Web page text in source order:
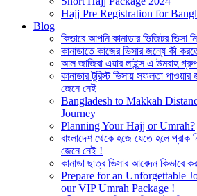
Hajj Pre Registration for
Blog
কিভাবে আপনি কানাডার ভিজিটর ভিসা
কানাডাতে কাজের ভিসার জন্যে কী
আল জাজিরা এয়ার লাইন্স এ উমরাহ
কানাডার টুরিস্ট ভিসায় সফলতা
জেনে নেই
Bangladesh to Makkah
Journey
Planning Your Hajj or Umrah?
বাংলাদেশ থেকে হজে যেতে হলে
জেনে নেই !
কানাডা ছাত্র ভিসার আবেদন কিভাবে
Prepare for an Unforgettable
our VIP Umrah Package !